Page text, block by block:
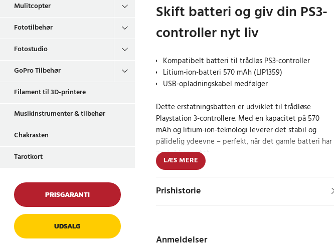
Mulitcopter
Fototilbehør
Fotostudio
GoPro Tilbehør
Filament til 3D-printere
Musikinstrumenter & tilbehør
Chakrasten
Tarotkort
PRISGARANTI
UDSALG
Skift batteri og giv din PS3-
controller nyt liv
Kompatibelt batteri til trådløs PS3-controller
Litium-ion-batteri 570 mAh (LIP1359)
USB-opladningskabel medfølger
Dette erstatningsbatteri er udviklet til trådløse
Playstation 3-controllere. Med en kapacitet på 570
mAh og litium-ion-teknologi leverer det stabil og
pålidelig ydeevne – perfekt, når det gamle batteri har
mistet kapacitet.
Batteriet leveres med et USB-kabel til nem opladning,
så du hurtigt kan fortsætte din gaming uden
LÆS MERE
Prishistorie
Anmeldelser